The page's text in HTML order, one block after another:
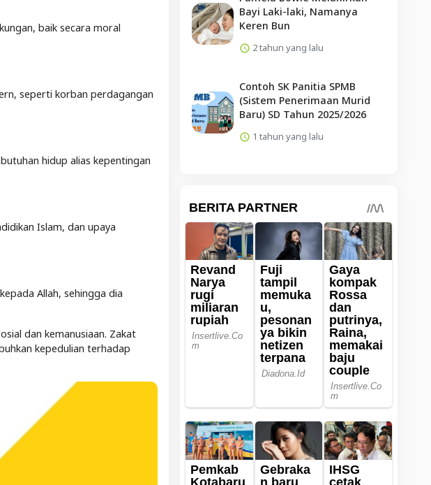
baik secara moral
seperti korban perdagangan
hidup alias kepentingan
Islam, dan upaya
Allah, sehingga dia
dan kemanusiaan. Zakat
kepedulian terhadap
Bayi Laki-laki, Namanya
Keren Bun
2 tahun yang lalu
Contoh SK Panitia SPMB
(Sistem Penerimaan Murid
Baru) SD Tahun 2025/2026
1 tahun yang lalu